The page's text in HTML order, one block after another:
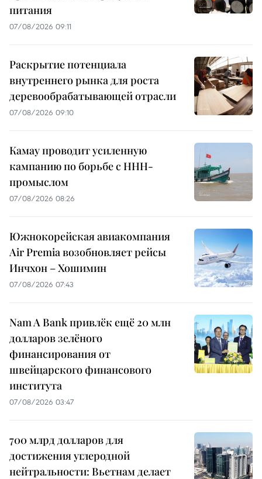
питания
07/08/2026 09:11
Раскрытие потенциала
внутреннего рынка для роста
деревообрабатывающей отрасли
07/08/2026 09:10
Камау проводит усиленную
кампанию по борьбе с ННН-
промыслом
07/08/2026 08:26
Южнокорейская авиакомпания
Air Premia возобновляет рейсы
Инчхон – Хошимин
07/08/2026 07:43
Nam A Bank привлёк ещё 20 млн
долларов зелёного
финансирования от
швейцарского финансового
института
07/08/2026 03:47
700 млрд долларов для
достижения углеродной
нейтральности: Вьетнам делает